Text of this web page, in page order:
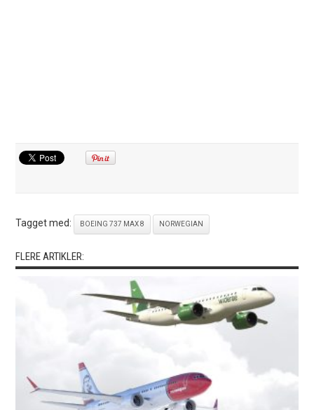
Tagget med: BOEING 737 MAX 8 NORWEGIAN
FLERE ARTIKLER: